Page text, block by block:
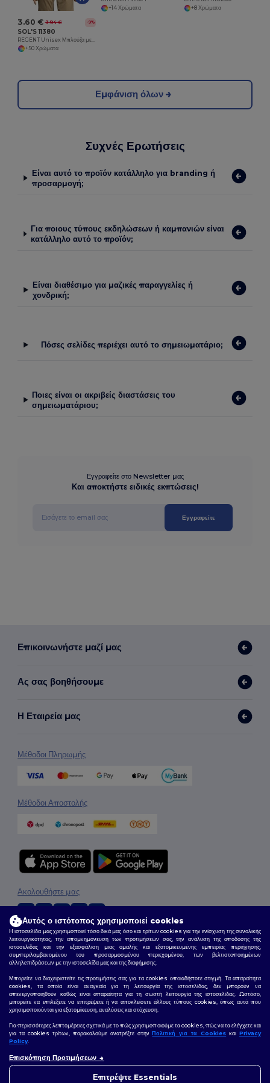
3.60 € 3.94 € -9%
SOL'S 11380
+50 Χρώματα
+14 Χρώματα
+8 Χρώματα
Εμφάνιση όλων
Συχνές Ερωτήσεις
Είναι αυτό το προϊόν κατάλληλο για branding ή
προσαρμογή;
Για ποιους τύπους εκδηλώσεων ή καμπανιών είναι
κατάλληλο αυτό το προϊόν;
Είναι διαθέσιμο για μαζικές παραγγελίες ή
χονδρική;
Πόσες σελίδες περιέχει αυτό το σημειωματάριο;
Ποιες είναι οι ακριβείς διαστάσεις του
σημειωματάριου;
Εγγραφείτε στο Newsletter μας
Και αποκτήστε ειδικές εκπτώσεις!
Εγγραφείτε
Επικοινωνήστε μαζί μας
Ας σας βοηθήσουμε
Η Εταιρεία μας
Μέθοδοι Πληρωμής
Μέθοδοι Αποστολής
2026. Όλα τα Δικαιώματα Διατηρούνται
Όροι & Προϋποθέσεις|Πολιτική Απορρήτου | Πολιτική για τα Cookies| Site Map
Ακολουθήστε μας
Αυτός ο ιστότοπος χρησιμοποιεί cookies
Η ιστοσελίδα μας χρησιμοποιεί τόσο δικά μας όσο και τρίτων cookies για την ενίσχυση της συνολικής
λειτουργικότητας, την απομνημόνευση των προτιμήσεών σας, την ανάλυση της απόδοσης της
ιστοσελίδας και την εξασφάλιση μιας ομαλής και εξατομικευμένης εμπειρίας περιήγησης,
συμπεριλαμβανομένου του προσαρμοσμένου περιεχομένου, των βελτιστοποιημένων
αλληλεπιδράσεων με την ιστοσελίδα μας και της διαφήμισης.
Μπορείτε να διαχειριστείτε τις προτιμήσεις σας για τα cookies οποιαδήποτε στιγμή. Τα απαραίτητα
cookies, τα οποία είναι αναγκαία για τη λειτουργία της ιστοσελίδας, δεν μπορούν να
απενεργοποιηθούν καθώς είναι απαραίτητα για τη σωστή λειτουργία της ιστοσελίδας. Ωστόσο,
μπορείτε να επιλέξετε να επιτρέψετε ή να αποκλείσετε άλλους τύπους cookies, όπως αυτά που
χρησιμοποιούνται για εξατομίκευση, αναλύσεις και στόχευση.
Για περισσότερες λεπτομέρειες σχετικά με το πώς χρησιμοποιούμε τα cookies, πώς να τα ελέγχετε και
για τα cookies τρίτων, παρακαλούμε ανατρέξτε στηνΠολιτική για τα Cookies καιPrivacy
Policy.
Επισκόπηση Προτιμήσεων
Επιτρέψτε Essentialsμπορείτε να επικοινωνήσετε μαζί